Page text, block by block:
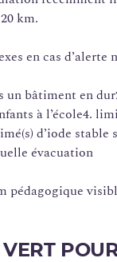
km.
en cas d’alerte
un bâtiment en
à l’école4.
d’iode
évacuation
pédagogique